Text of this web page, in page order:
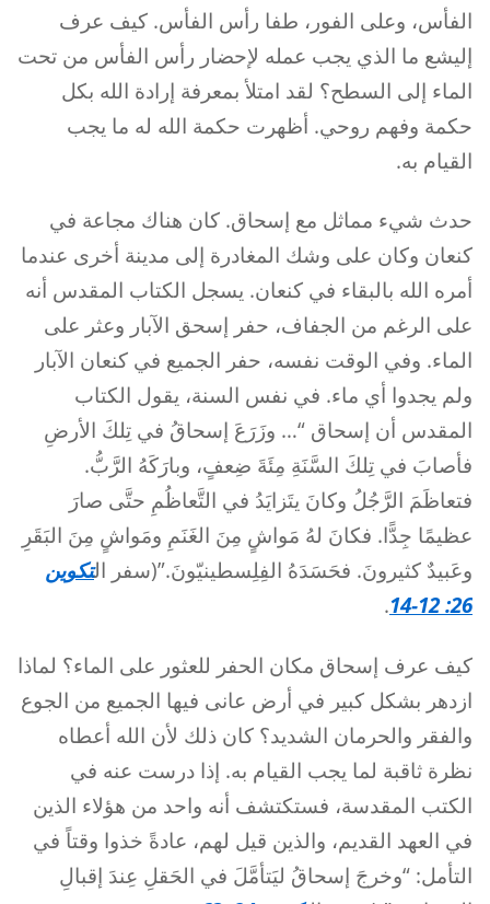
الفأس، وعلى الفور، طفا رأس الفأس. كيف عرف
إليشع ما الذي يجب عمله لإحضار رأس الفأس من تحت
الماء إلى السطح؟ لقد امتلأ بمعرفة إرادة الله بكل
حكمة وفهم روحي. أظهرت حكمة الله له ما يجب
القيام به.
حدث شيء مماثل مع إسحاق. كان هناك مجاعة في
كنعان وكان على وشك المغادرة إلى مدينة أخرى عندما
أمره الله بالبقاء في كنعان. يسجل الكتاب المقدس أنه
على الرغم من الجفاف، حفر إسحق الآبار وعثر على
الماء. وفي الوقت نفسه، حفر الجميع في كنعان الآبار
ولم يجدوا أي ماء. في نفس السنة، يقول الكتاب
المقدس أن إسحاق “… وزَرَعَ إسحاقُ في تِلكَ الأرضِ
فأصابَ في تِلكَ السَّنَةِ مِئَةَ ضِعفٍ، وبارَكَهُ الرَّبُّ.
فتعاظَمَ الرَّجُلُ وكانَ يتَزايَدُ في التَّعاظُمِ حتَّى صارَ
عظيمًا جِدًّا. فكانَ لهُ مَواشٍ مِنَ الغَنَمِ ومَواشٍ مِنَ البَقَرِ
وعَبيدٌ كثيرونَ. فحَسَدَهُ الفِلِسطينيّونَ.”(سفر التكوين
26: 12-14
.
كيف عرف إسحاق مكان الحفر للعثور على الماء؟ لماذا
ازدهر بشكل كبير في أرض عانى فيها الجميع من الجوع
والفقر والحرمان الشديد؟ كان ذلك لأن الله أعطاه
نظرة ثاقبة لما يجب القيام به. إذا درست عنه في
الكتب المقدسة، فستكتشف أنه واحد من هؤلاء الذين
في العهد القديم، والذين قيل لهم، عادةً خذوا وقتاً في
التأمل: “وخرجَ إسحاقُ ليَتأمَّلَ في الحَقلِ عِندَ إقبالِ